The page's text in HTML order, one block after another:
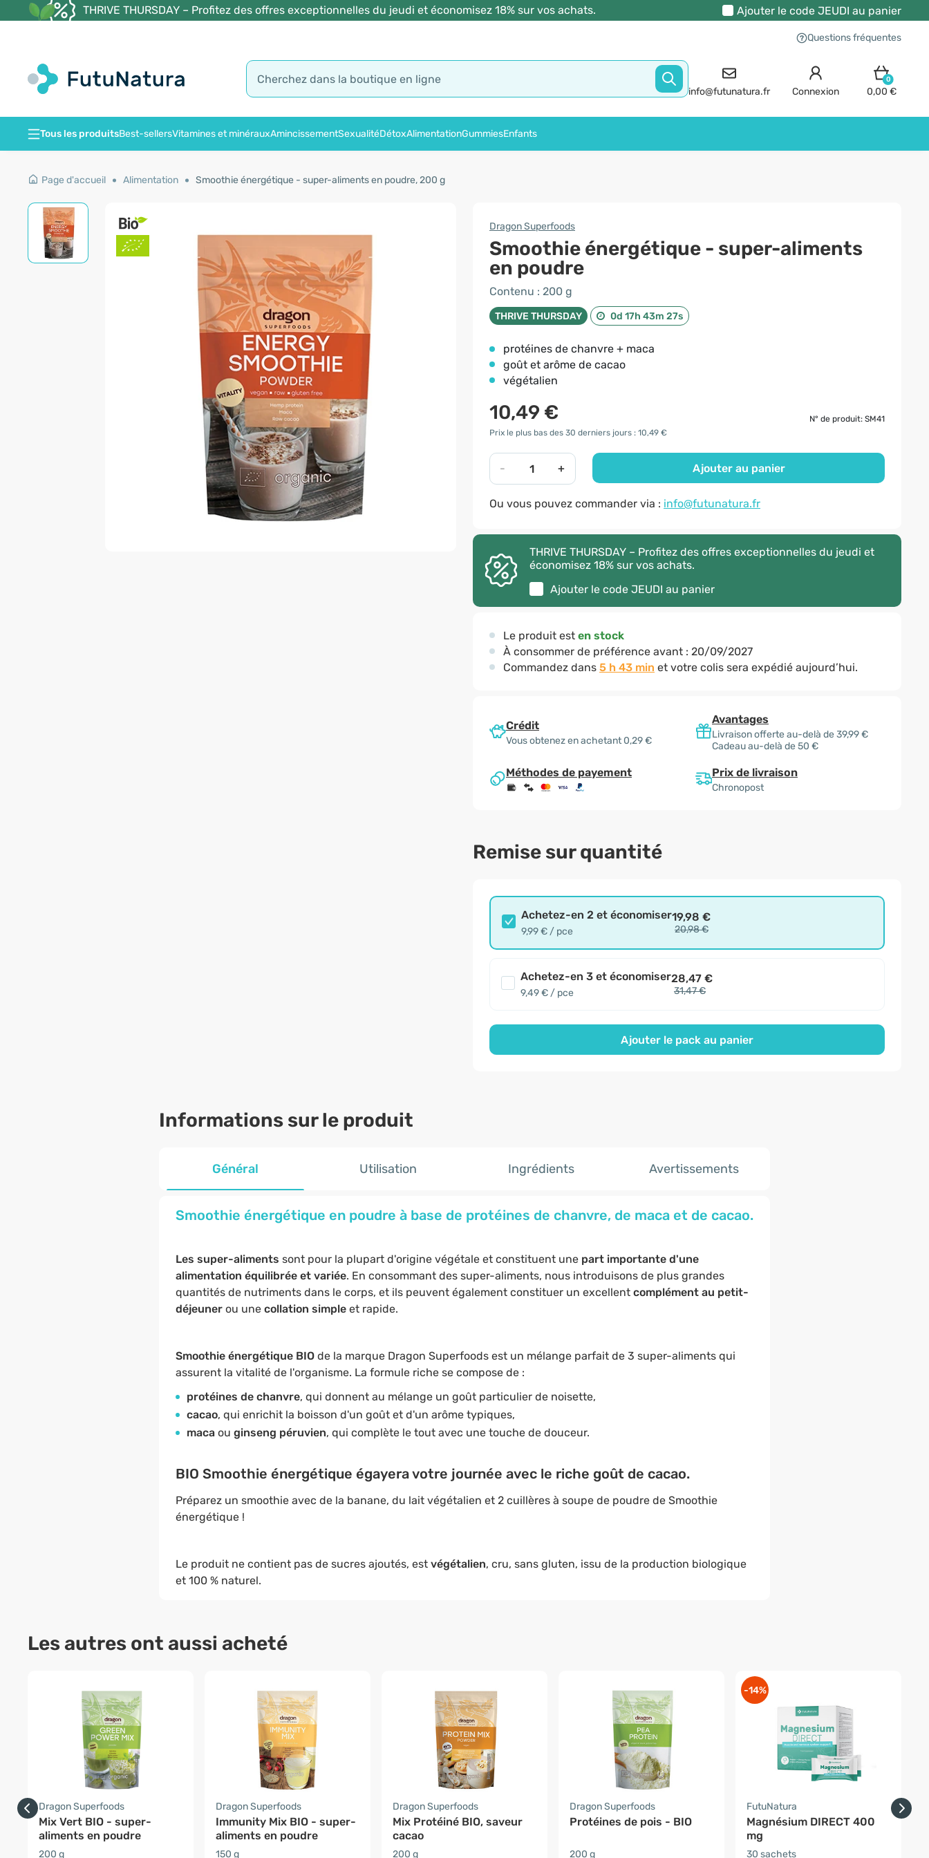
THRIVE THURSDAY – Profitez des offres exceptionnelles du jeudi et économisez 18% sur vos achats. Ajouter le code JEUDI au panier
Questions fréquentes
info@futunatura.fr Connexion
0
0,00 €
Tous les produitsBest-sellersVitamines et minérauxAmincissementSexualitéDétoxAlimentationGummiesEnfants
Page d'accueil Alimentation Smoothie énergétique - super-aliments en poudre, 200 g
Dragon Superfoods
Smoothie énergétique - super-aliments
en poudre
Contenu : 200 g
THRIVE THURSDAY 0d 17h 43m 27s
protéines de chanvre + maca
goût et arôme de cacao
végétalien
10,49 €
N° de produit: SM41
Prix le plus bas des 30 derniers jours : 10,49 €
- + Ajouter au panier
Ou vous pouvez commander via : info@futunatura.fr
THRIVE THURSDAY – Profitez des offres exceptionnelles du jeudi et
économisez 18% sur vos achats.
Ajouter le code JEUDI au panier
Le produit est en stock
À consommer de préférence avant : 20/09/2027
Commandez dans 5 h 43 min et votre colis sera expédié aujourd’hui.
Crédit
Vous obtenez en achetant 0,29 €
Avantages
Livraison offerte au-delà de 39,99 €
Cadeau au-delà de 50 €
Méthodes de payement Prix de livraison
Chronopost
Remise sur quantité
Achetez-en 2 et économiser
9,99 € / pce
19,98 €
20,98 €
Achetez-en 3 et économiser
9,49 € / pce
28,47 €
31,47 €
Ajouter le pack au panier
Informations sur le produit
Général Utilisation Ingrédients Avertissements
Smoothie énergétique en poudre à base de protéines de chanvre, de maca et de cacao.
Les super-aliments sont pour la plupart d'origine végétale et constituent une part importante d'une
alimentation équilibrée et variée. En consommant des super-aliments, nous introduisons de plus grandes
quantités de nutriments dans le corps, et ils peuvent également constituer un excellent complément au petit-
déjeunerou une collation simpleet rapide.
Smoothie énergétique BIOde la marque Dragon Superfoods est un mélange parfait de 3 super-aliments qui
assurent la vitalité de l'organisme. La formule riche se compose de :
protéines de chanvre, qui donnent au mélange un goût particulier de noisette,
cacao, qui enrichit la boisson d'un goût et d'un arôme typiques,
maca ou ginseng péruvien, qui complète le tout avec une touche de douceur.
BIO Smoothie énergétique égayera votre journée avec le riche goût de cacao.
Préparez un smoothie avec de la banane, du lait végétalien et 2 cuillères à soupe de poudre de Smoothie
énergétique !
Le produit ne contient pas de sucres ajoutés, est végétalien, cru, sans gluten, issu de la production biologique
et 100 % naturel.
Les autres ont aussi acheté
Dragon Superfoods
Mix Vert BIO - super-
aliments en poudre
200 g
Dragon Superfoods
Immunity Mix BIO - super-
aliments en poudre
150 g
Dragon Superfoods
Mix Protéiné BIO, saveur
cacao
200 g
Dragon Superfoods
Protéines de pois - BIO
200 g
-14%
FutuNatura
Magnésium DIRECT 400
mg
30 sachets